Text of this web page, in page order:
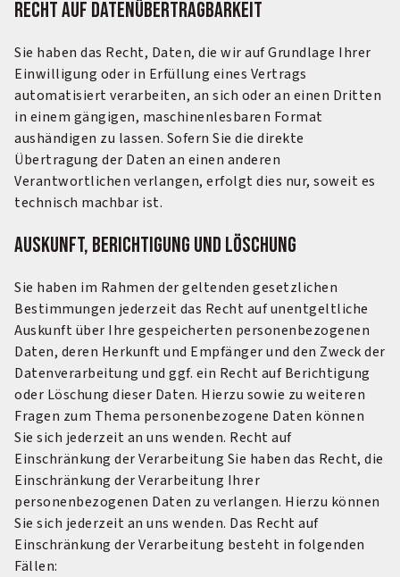
Recht auf Datenübertragbarkeit
Sie haben das Recht, Daten, die wir auf Grundlage Ihrer
Einwilligung oder in Erfüllung eines Vertrags
automatisiert verarbeiten, an sich oder an einen Dritten
in einem gängigen, maschinenlesbaren Format
aushändigen zu lassen. Sofern Sie die direkte
Übertragung der Daten an einen anderen
Verantwortlichen verlangen, erfolgt dies nur, soweit es
technisch machbar ist.
Auskunft, Berichtigung und Löschung
Sie haben im Rahmen der geltenden gesetzlichen
Bestimmungen jederzeit das Recht auf unentgeltliche
Auskunft über Ihre gespeicherten personenbezogenen
Daten, deren Herkunft und Empfänger und den Zweck der
Datenverarbeitung und ggf. ein Recht auf Berichtigung
oder Löschung dieser Daten. Hierzu sowie zu weiteren
Fragen zum Thema personenbezogene Daten können
Sie sich jederzeit an uns wenden. Recht auf
Einschränkung der Verarbeitung Sie haben das Recht, die
Einschränkung der Verarbeitung Ihrer
personenbezogenen Daten zu verlangen. Hierzu können
Sie sich jederzeit an uns wenden. Das Recht auf
Einschränkung der Verarbeitung besteht in folgenden
Fällen: